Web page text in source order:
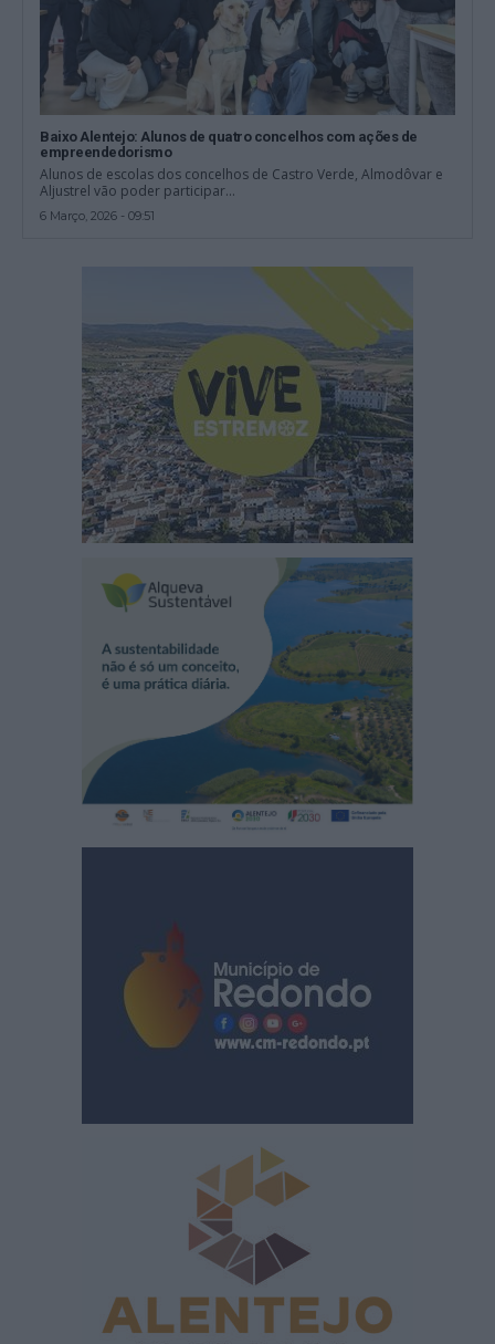
Baixo Alentejo: Alunos de quatro concelhos com ações de
empreendedorismo
Alunos de escolas dos concelhos de Castro Verde, Almodôvar e
Aljustrel vão poder participar...
6 Março, 2026 - 09:51